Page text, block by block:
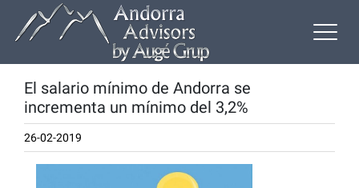
El salario mínimo de Andorra se
incrementa un mínimo del 3,2%
26-02-2019